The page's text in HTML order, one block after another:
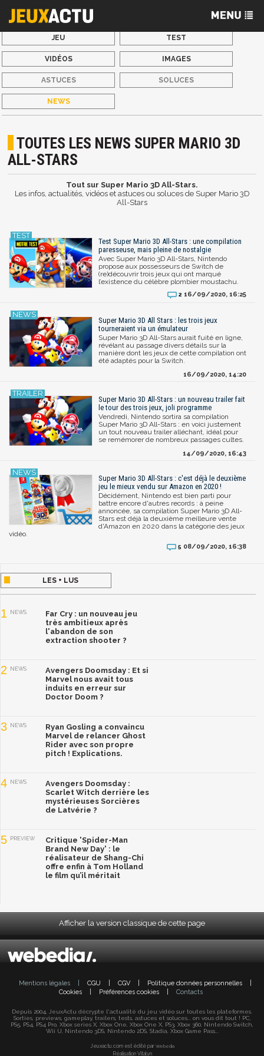
JEU TEST
VIDÉOS IMAGES
ASTUCES SOLUCES
NEWS
TOUTES LES NEWS SUPER MARIO 3D
ALL-STARS
Tout sur Super Mario 3D All-Stars.
Les infos, actualités, vidéos et astuces ou soluces de Super Mario 3D
All-Stars
Test Super Mario 3D All-Stars : une compilation
paresseuse, mais pleine de nostalgie
Avec Super Mario 3D All-Stars, Nintendo
propose aux possesseurs de Switch de
(re)découvrir trois jeux qui ont marqué
l’existence du célèbre plombier moustachu.
2 16/09/2020, 16:25
Super Mario 3D All Stars : les trois jeux
tourneraient via un émulateur
Super Mario 3D All-Stars aurait fuité en ligne,
révélant au passage divers détails sur la
manière dont les jeux de cette compilation ont
été adaptés pour la Switch.
16/09/2020, 14:20
Super Mario 3D All-Stars : un nouveau trailer fait
le tour des trois jeux, joli programme
Vendredi, Nintendo sortira sa compilation
Super Mario 3D All-Stars : en voici justement
un tout nouveau trailer alléchant, idéal pour
se remémorer de nombreux passages cultes.
14/09/2020, 16:43
Super Mario 3D All-Stars : c'est déjà le deuxième
jeu le mieux vendu sur Amazon en 2020 !
Décidément, Nintendo est bien parti pour
battre encore d'autres records : à peine
annoncée, sa compilation Super Mario 3D All-
Stars est déjà la deuxième meilleure vente
d'Amazon en 2020 dans la catégorie des jeux
vidéo.
5 08/09/2020, 16:38
LES + LUS
1 NEWS
Far Cry : un nouveau jeu
très ambitieux après
l'abandon de son
extraction shooter ?
2 NEWS
Avengers Doomsday : Et si
Marvel nous avait tous
induits en erreur sur
Doctor Doom ?
3 NEWS
Ryan Gosling a convaincu
Marvel de relancer Ghost
Rider avec son propre
pitch ! Explications.
4 NEWS
Avengers Doomsday :
Scarlet Witch derrière les
mystérieuses Sorcières
de Latvérie ?
5 PREVIEW
Critique 'Spider-Man
Brand New Day' : le
réalisateur de Shang-Chi
offre enfin à Tom Holland
le film qu’il méritait
Afficher la version classique de cette page
Mentions légales CGU CGV Politique données personnelles
Cookies
Préférences cookies Contacts
Depuis 2004, JeuxActu décrypte l'actualité du jeu vidéo sur toutes les plateformes.
Sorties, previews, gameplay, trailers, tests, astuces et soluces... on vous dit tout ! PC,
PS5, PS4, PS4 Pro, Xbox series X, Xbox One, Xbox One X, PS3, Xbox 360, Nintendo Switch,
Wii U, Nintendo 3DS, Nintendo 2DS, Stadia, Xbox Game Pass...
Jeuxactu.com est édité par Webedia
Réalisation Vitalyn